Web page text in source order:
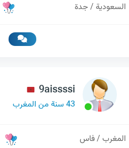
السعودية / جدة
9aissssi
43 سنة من المغرب
المغرب / فاس